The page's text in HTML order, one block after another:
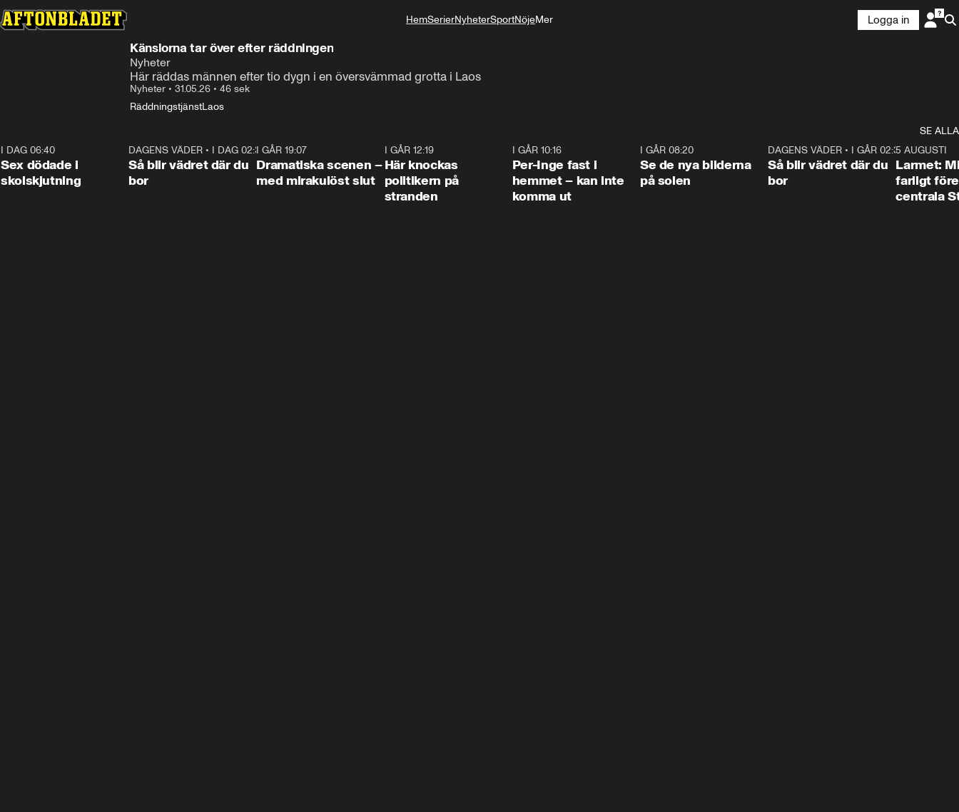
HemSerierNyheterSportNöjeMer
Logga in
Känslorna tar över efter räddningen
Nyheter
Här räddas männen efter tio dygn i en översvämmad grotta i Laos
Nyheter • 31.05.26 • 46 sek
RäddningstjänstLaos
SE ALLA
I DAG 06:40
Sex dödade i
skolskjutning
1:06
DAGENS VÄDER • I DAG 02:30
Så blir vädret där du
bor
I GÅR 19:07
Dramatiska scenen –
med mirakulöst slut
I GÅR 12:19
Här knockas
politikern på
stranden
I GÅR 10:16
Per-Inge fast i
hemmet – kan inte
komma ut
I GÅR 08:20
Se de nya bilderna
på solen
1:06
DAGENS VÄDER • I GÅR 02:30
Så blir vädret där du
bor
5 AUGUSTI
Larmet:
farligt
centrala